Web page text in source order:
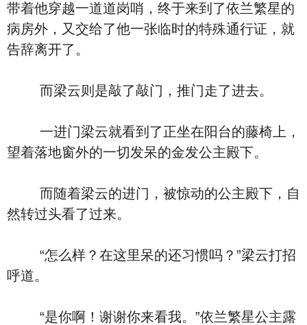
带着他穿越一道道岗哨，终于来到了依兰繁星的
病房外，又交给了他一张临时的特殊通行证，就
告辞离开了。
而梁云则是敲了敲门，推门走了进去。
一进门梁云就看到了正坐在阳台的藤椅上，
望着落地窗外的一切发呆的金发公主殿下。
而随着梁云的进门，被惊动的公主殿下，自
然转过头看了过来。
“怎么样？在这里呆的还习惯吗？”梁云打招
呼道。
“是你啊！谢谢你来看我。”依兰繁星公主露